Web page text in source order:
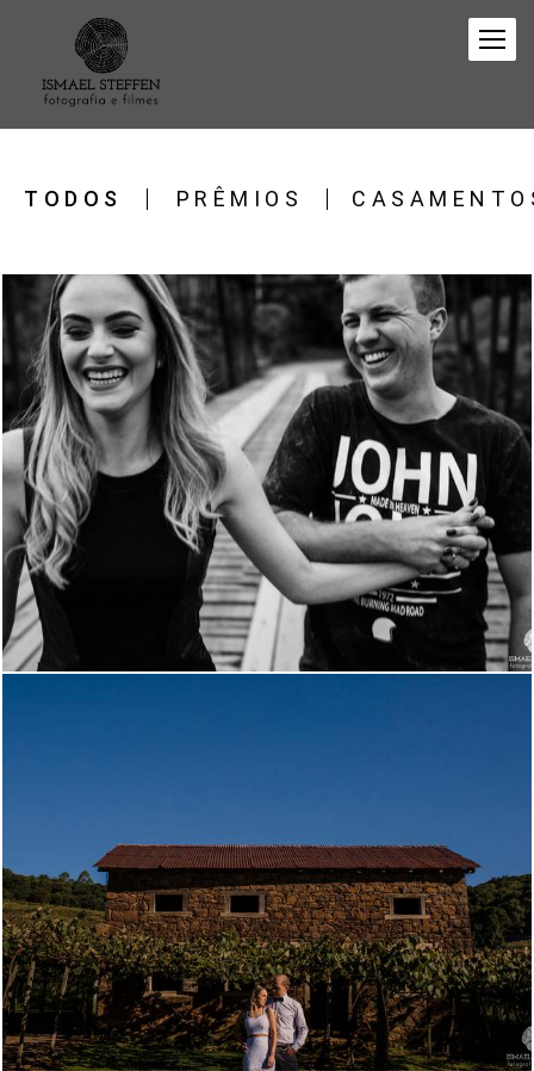
TODOS PRÊMIOS
5261 6
3968 0